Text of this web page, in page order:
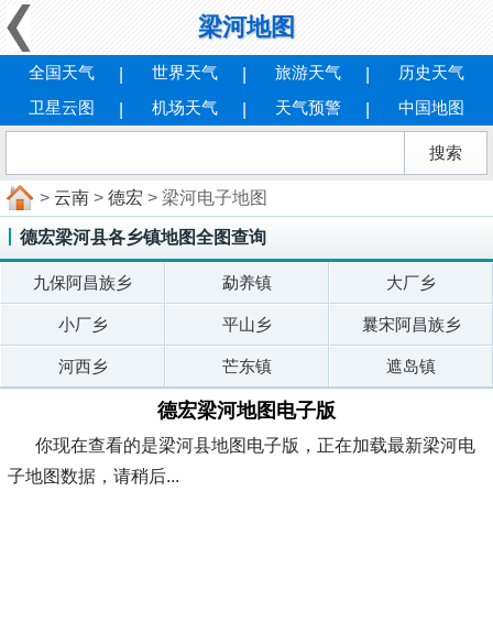
梁河地图
全国天气 世界天气 旅游天气
历史天气
卫星云图
机场天气 天气预警 中国地图
> 云南 > 德宏 > 梁河电子地图
德宏梁河县各乡镇地图全图查询
九保阿昌族乡 勐养镇 大厂乡
小厂乡 平山乡 曩宋阿昌族乡
河西乡 芒东镇 遮岛镇
德宏梁河地图电子版
你现在查看的是梁河县地图电子版，正在加载最新梁河电
子地图数据，请稍后...